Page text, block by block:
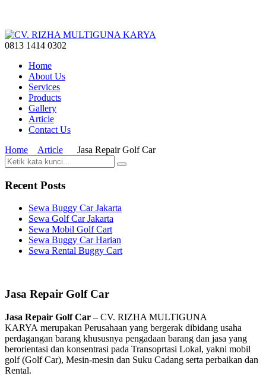
0813 1414 0302
Home
About Us
Services
Products
Gallery
Article
Contact Us
Home
Article Jasa Repair Golf Car
Recent Posts
Sewa Buggy Car Jakarta
Sewa Golf Car Jakarta
Sewa Mobil Golf Cart
Sewa Buggy Car Harian
Sewa Rental Buggy Cart
Jasa Repair Golf Car
Jasa Repair Golf Car – CV. RIZHA MULTIGUNA
KARYA merupakan Perusahaan yang bergerak dibidang usaha
perdagangan barang khususnya pengadaan barang dan jasa yang
berorientasi dan konsentrasi pada Transoprtasi Lokal, yakni mobil
golf (Golf Car), Mesin-mesin dan Suku Cadang serta perbaikan dan
Rental.